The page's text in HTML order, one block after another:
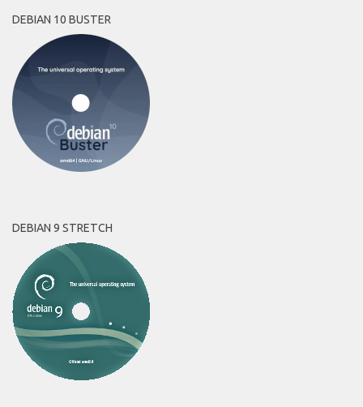
DEBIAN 10 BUSTER
DEBIAN 9 STRETCH